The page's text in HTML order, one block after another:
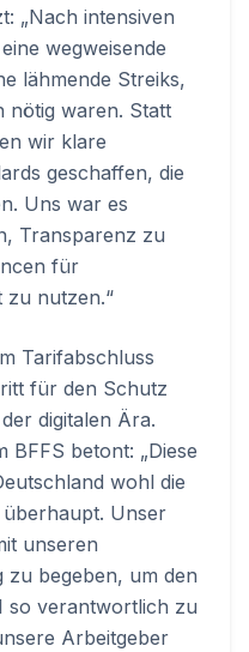
„Nach intensiven
wegweisende
lähmende Streiks,
nötig waren. Statt
wir klare
geschaffen, die
Uns war es
Transparenz zu
für
zu nutzen.“
Tarifabschluss
für den Schutz
digitalen Ära.
BFFS betont: „Diese
wohl die
Unser
unseren
begeben, um den
so verantwortlich zu
Arbeitgeber